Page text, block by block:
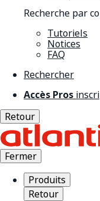
Recherche par
Tutoriels
Notices
FAQ
Rechercher
Accès Pros
Retour
Fermer
Produits
Retour